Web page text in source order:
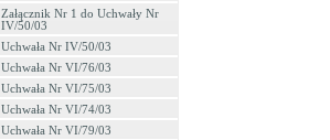
Załącznik Nr 1 do Uchwały Nr
IV/50/03
Uchwała Nr IV/50/03
Uchwała Nr VI/76/03
Uchwała Nr VI/75/03
Uchwała Nr VI/74/03
Uchwała Nr VI/79/03